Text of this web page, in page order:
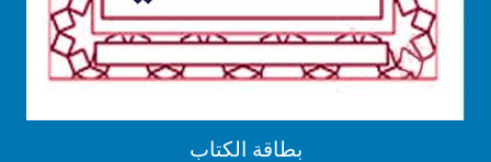
بطاقة الكتاب